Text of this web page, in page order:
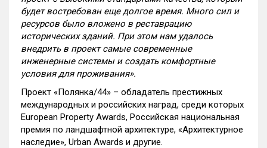
будет востребован еще долгое время. Много сил и
ресурсов было вложено в реставрацию
исторических зданий. При этом нам удалось
внедрить в проект самые современные
инженерные системы и создать комфортные
условия для проживания».
Проект «Полянка/44» – обладатель престижных
международных и российских наград, среди которых
European Property Awards, Российская национальная
премия по ландшафтной архитектуре, «Архитектурное
наследие», Urban Awards и другие.